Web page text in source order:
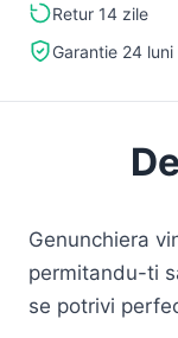
Retur 14 zile
Garantie 24 luni
Genunchiera
permitandu-ti
se potrivi